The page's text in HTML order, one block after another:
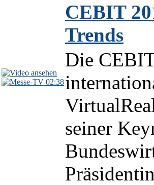
02:38
CEBIT
Trends
Die
seiner